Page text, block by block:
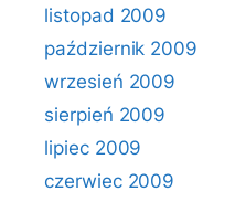
listopad 2009
październik 2009
wrzesień 2009
sierpień 2009
lipiec 2009
czerwiec 2009